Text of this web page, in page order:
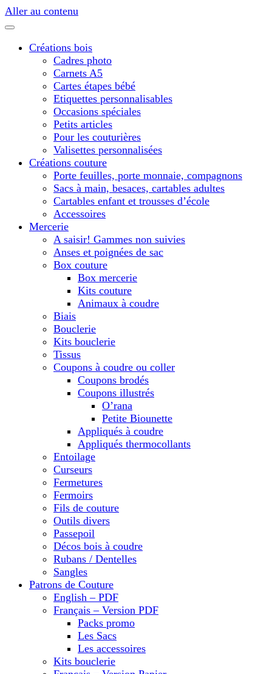
Aller au contenu
Créations bois
Cadres photo
Carnets A5
Cartes étapes bébé
Etiquettes personnalisables
Occasions spéciales
Petits articles
Pour les couturières
Valisettes personnalisées
Créations couture
Porte feuilles, porte monnaie, compagnons
Sacs à main, besaces, cartables adultes
Cartables enfant et trousses d’école
Accessoires
Mercerie
A saisir! Gammes non suivies
Anses et poignées de sac
Box couture
Box mercerie
Kits couture
Animaux à coudre
Biais
Bouclerie
Kits bouclerie
Tissus
Coupons à coudre ou coller
Coupons brodés
Coupons illustrés
O’rana
Petite Biounette
Appliqués à coudre
Appliqués thermocollants
Entoilage
Curseurs
Fermetures
Fermoirs
Fils de couture
Outils divers
Passepoil
Décos bois à coudre
Rubans / Dentelles
Sangles
Patrons de Couture
English – PDF
Français – Version PDF
Packs promo
Les Sacs
Les accessoires
Kits bouclerie